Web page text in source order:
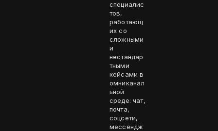
специалис
тов,
работающ
их со
сложными
и
нестандар
тными
кейсами в
омниканал
ьной
среде: чат,
почта,
соцсети,
мессендж